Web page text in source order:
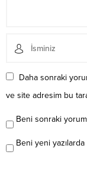
Daha sonraki
ve site adresim bu
Beni sonraki
Beni yeni